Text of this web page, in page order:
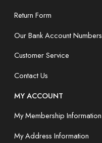
Return Form
Our Bank Account Numbers
Customer Service
Contact Us
MY ACCOUNT
My Membership Information
My Address Information